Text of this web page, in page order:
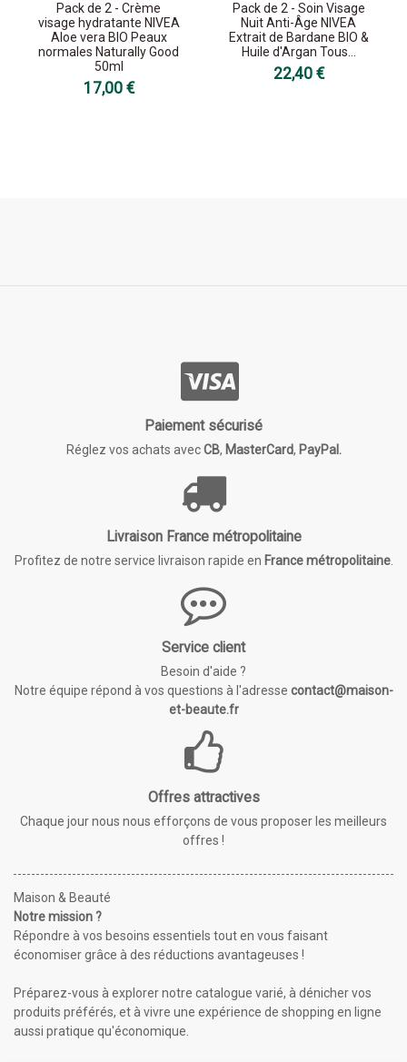
Pack de 2 - Crème
visage hydratante NIVEA
Aloe vera BIO Peaux
normales Naturally Good
50ml
17,00 €
Pack de 2 - Soin Visage
Nuit Anti-Âge NIVEA
Extrait de Bardane BIO &
Huile d'Argan Tous...
22,40 €
Paiement sécurisé
Réglez vos achats avecCB, MasterCard, PayPal.
Livraison France métropolitaine
Profitez de notre service livraison rapide en France métropolitaine.
Service client
Besoin d'aide ?
Notre équipe répond à vos questions à l'adresse contact@maison-
et-beaute.fr
Offres attractives
Chaque jour nous nous efforçons de vous proposer les meilleurs
offres !
Maison & Beauté
Notre mission ?
Répondre à vos besoins essentiels tout en vous faisant
économiser grâce à des réductions avantageuses !
Préparez-vous à explorer notre catalogue varié, à dénicher vos
produits préférés, et à vivre une expérience de shopping en ligne
aussi pratique qu'économique.